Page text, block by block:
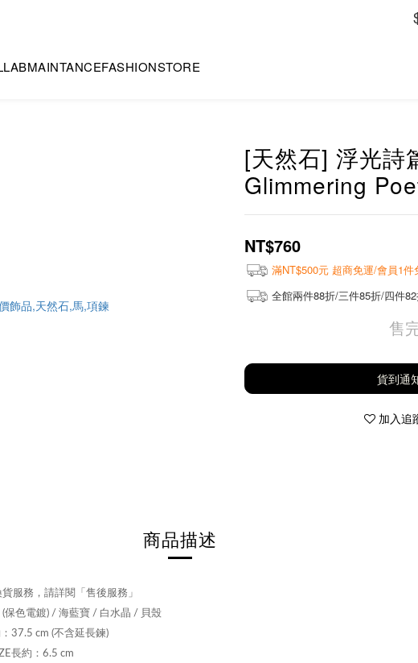
MAINTANCEFASHIONSTORE
[天然石] 浮光詩
Glimmering
NT$760
滿NT$500元 超商免運/會員1件
全館兩件88折/三件85折/四件
售
貨到通
加入追
商品描述
服務，請詳閱「售後服務」
(保色電鍍) / 海藍寶 / 白水晶 / 貝殼
：37.5 cm (不含延長鍊)
長約：6.5 cm